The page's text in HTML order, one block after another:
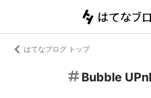
はてなブログ トップ
Bubble